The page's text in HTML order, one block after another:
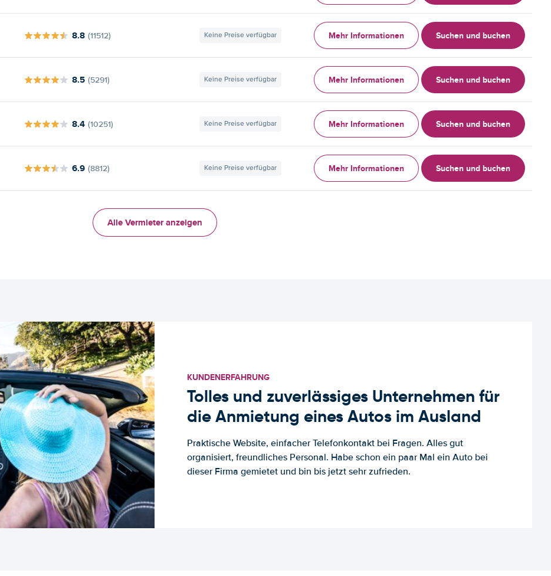
8.8 (11512) Keine Preise verfügbar Mehr Informationen Suchen und buchen
8.5 (5291) Keine Preise verfügbar Mehr Informationen Suchen und buchen
8.4 (10251) Keine Preise verfügbar Mehr Informationen Suchen und buchen
6.9 (8812) Keine Preise verfügbar Mehr Informationen Suchen und buchen
Alle Vermieter anzeigen
KUNDENERFAHRUNG
Tolles und zuverlässiges Unternehmen für
die Anmietung eines Autos im Ausland
Praktische Website, einfacher Telefonkontakt bei Fragen. Alles gut
organisiert, freundliches Personal. Habe schon ein paar Mal ein Auto bei
dieser Firma gemietet und bin bis jetzt sehr zufrieden.